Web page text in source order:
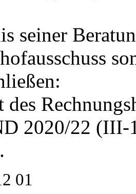
seiner
2020/22
01